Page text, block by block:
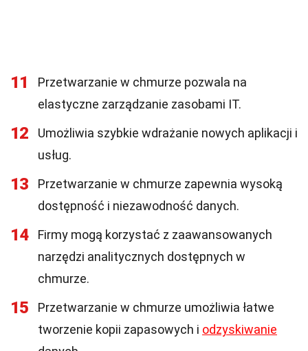
11
Przetwarzanie w chmurze pozwala na
elastyczne zarządzanie zasobami IT.
12
Umożliwia szybkie wdrażanie nowych aplikacji i
usług.
13
Przetwarzanie w chmurze zapewnia wysoką
dostępność i niezawodność danych.
14
Firmy mogą korzystać z zaawansowanych
narzędzi analitycznych dostępnych w
chmurze.
15
Przetwarzanie w chmurze umożliwia łatwe
tworzenie kopii zapasowych i odzyskiwanie